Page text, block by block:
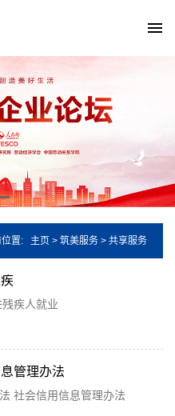
位置: 主页 > 筑美服务 > 共享服务
就业 促进残疾人就业
管理办法
社会信用信息管理办法 社会信用信息管理办法